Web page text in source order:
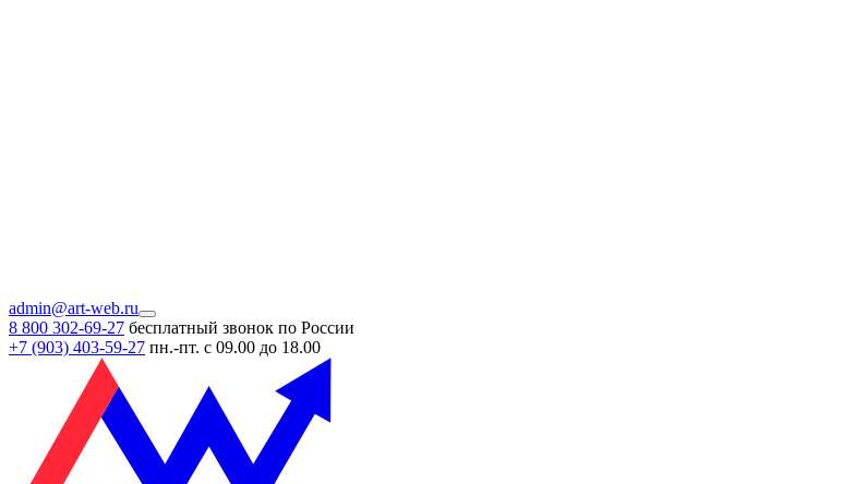
admin@art-web.ru
8 800 302-69-27 бесплатный звонок по России
+7 (903) 403-59-27 пн.-пт. с 09.00 до 18.00